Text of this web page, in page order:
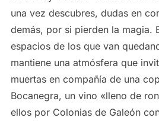
una vez descubres, dudas en
demás, por si pierden la magia.
espacios de los que van
mantiene una atmósfera que
muertas en compañía de una
Bocanegra, un vino «lleno de
ellos por Colonias de Galeón